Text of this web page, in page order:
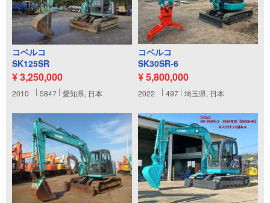
コベルコ
SK125SR
¥ 3,250,000
2010 5847 愛知県, 日本
コベルコ
SK30SR-6
¥ 5,800,000
2022 497 埼玉県, 日本